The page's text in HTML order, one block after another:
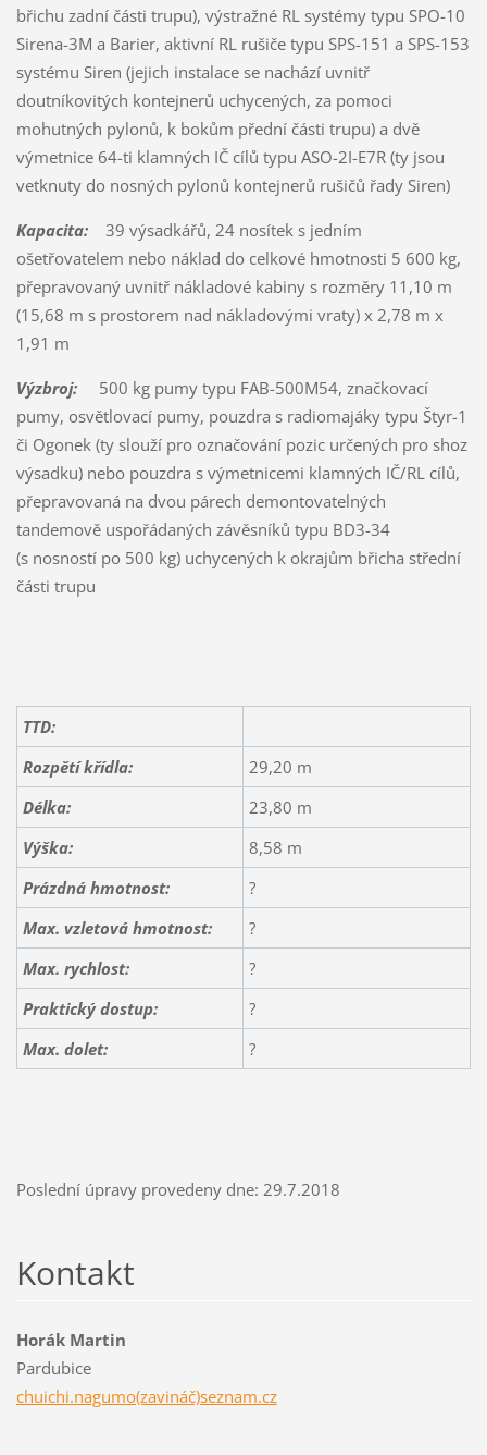
břichu zadní části trupu), výstražné RL systémy typu SPO-10
Sirena-3M a Barier, aktivní RL rušiče typu SPS-151 a SPS-153
systému Siren (jejich instalace se nachází uvnitř
doutníkovitých kontejnerů uchycených, za pomoci
mohutných pylonů, k bokům přední části trupu) a dvě
výmetnice 64-ti klamných IČ cílů typu ASO-2I-E7R (ty jsou
vetknuty do nosných pylonů kontejnerů rušičů řady Siren)
Kapacita:39 výsadkářů, 24 nosítek s jedním
ošetřovatelem nebo náklad do celkové hmotnosti 5 600 kg,
přepravovaný uvnitř nákladové kabiny s rozměry 11,10 m
(15,68 m s prostorem nad nákladovými vraty) x 2,78 m x
1,91 m
Výzbroj:500 kg pumy typu FAB-500M54, značkovací
pumy, osvětlovací pumy, pouzdra s radiomajáky typu Štyr-1
či Ogonek (ty slouží pro označování pozic určených pro shoz
výsadku) nebo pouzdra s výmetnicemi klamných IČ/RL cílů,
přepravovaná na dvou párech demontovatelných
tandemově uspořádaných závěsníků typu BD3-34
(s nosností po 500 kg) uchycených k okrajům břicha střední
části trupu
TTD:
Rozpětí křídla:
29,20 m
Délka:
23,80 m
Výška:
8,58 m
Prázdná hmotnost:
?
Max. vzletová hmotnost:
?
Max. rychlost:
?
Praktický dostup:
?
Max. dolet:
?
Poslední úpravy provedeny dne: 29.7.2018
Kontakt
Horák Martin
Pardubice
chuichi.nagumo(zavináč)seznam.cz